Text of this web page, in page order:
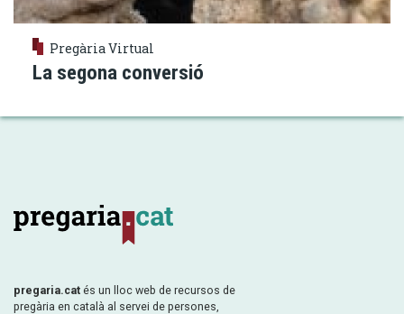
Pregària Virtual
La segona conversió
pregaria.cat és un lloc web de recursos de
pregària en català al servei de persones,